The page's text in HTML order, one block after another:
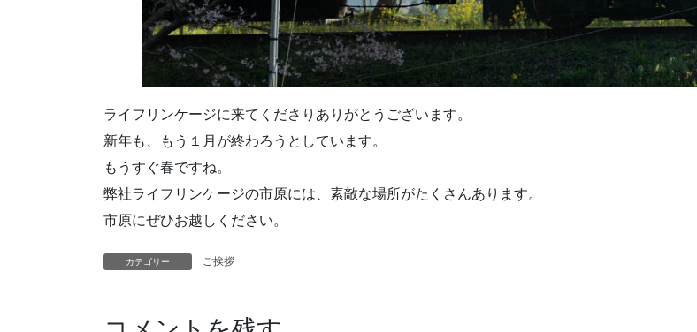
ライフリンケージに来てくださりありがとうございます。
新年も、もう１月が終わろうとしています。
もうすぐ春ですね。
弊社ライフリンケージの市原には、素敵な場所がたくさんあります。
市原にぜひお越しください。
カテゴリー ご挨拶